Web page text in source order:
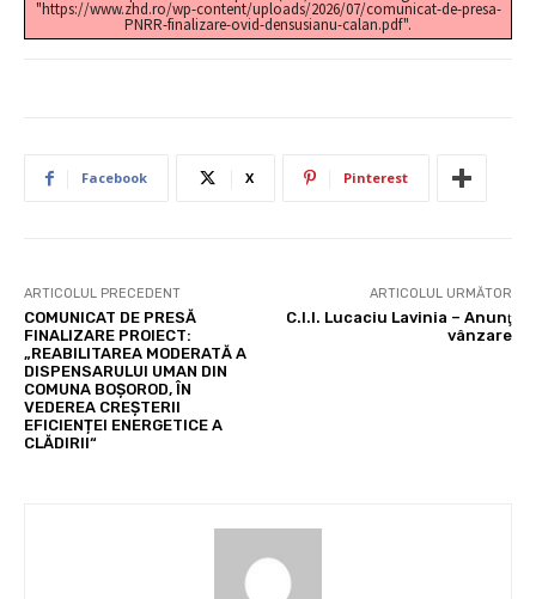
"https://www.zhd.ro/wp-content/uploads/2026/07/comunicat-de-presa-
PNRR-finalizare-ovid-densusianu-calan.pdf".
Facebook X Pinterest
ARTICOLUL PRECEDENT
COMUNICAT DE PRESĂ
FINALIZARE PROIECT:
„REABILITAREA MODERATĂ A
DISPENSARULUI UMAN DIN
COMUNA BOȘOROD, ÎN
VEDEREA CREȘTERII
EFICIENȚEI ENERGETICE A
CLĂDIRII“
ARTICOLUL URMĂTOR
C.I.I. Lucaciu Lavinia – Anunţ
vânzare